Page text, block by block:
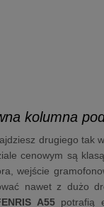
kolumna
drugiego tak
cenowym są
wejście
nawet z dużo
A55potrafią